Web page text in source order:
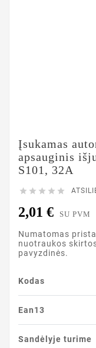
Įsukamas
apsauginis
S101, 32A
    
2,01 € SU PVM
Numatomas
nuotraukos
pavyzdinės.
Kodas
Ean13
Sandėlyje turime